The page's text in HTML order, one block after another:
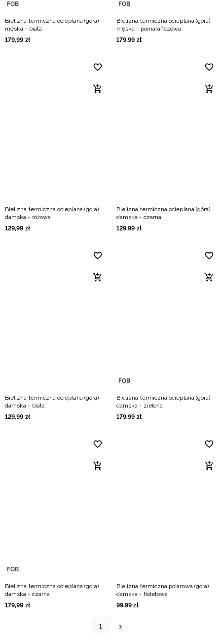
FOB
Bielizna termiczna ocieplana (góra)
męska - biała
179,99 zł
FOB
Bielizna termiczna ocieplana (góra)
męska - pomarańczowa
179,99 zł
Bielizna termiczna ocieplana (góra)
damska - różowa
129,99 zł
Bielizna termiczna ocieplana (góra)
damska - czarna
129,99 zł
Bielizna termiczna ocieplana (góra)
damska - biała
129,99 zł
FOB
Bielizna termiczna ocieplana (góra)
damska - zielona
179,99 zł
FOB
Bielizna termiczna ocieplana (góra)
damska - czarna
179,99 zł
Bielizna termiczna polarowa (góra)
damska - fioletowa
99,99 zł
1